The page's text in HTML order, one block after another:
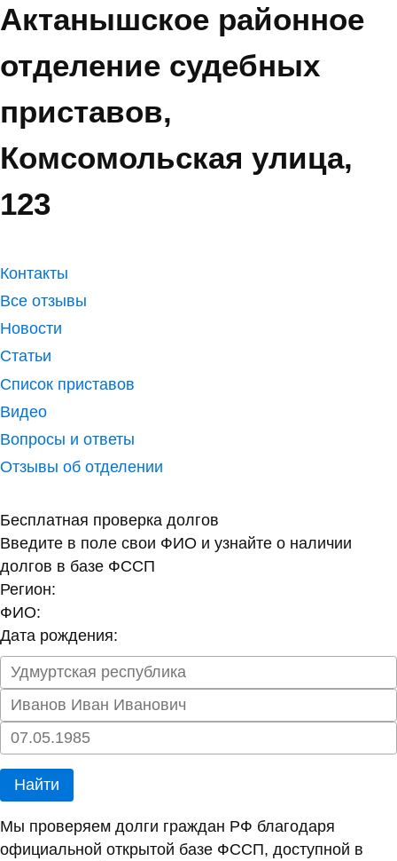
Актанышское районное
отделение судебных
приставов,
Комсомольская улица,
123
Контакты
Все отзывы
Новости
Статьи
Список приставов
Видео
Вопросы и ответы
Отзывы об отделении
Бесплатная проверка долгов
Введите в поле свои ФИО и узнайте о наличии
долгов в базе ФССП
Регион:
ФИО:
Дата рождения:
Найти
Мы проверяем долги граждан РФ благодаря
официальной открытой базе ФССП, доступной в